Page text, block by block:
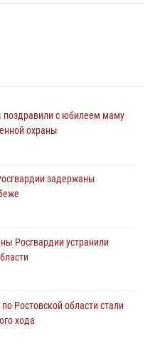
поздравили с юбилеем маму
охраны
задержаны
Росгвардии устранили
Ростовской области стали
хода